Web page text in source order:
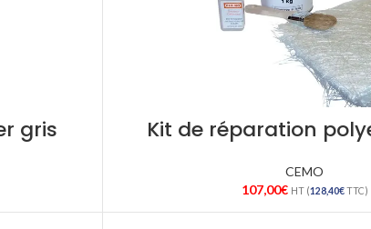
gris Kit de réparation
CEMO
107,00€ HT (128,40€TTC)